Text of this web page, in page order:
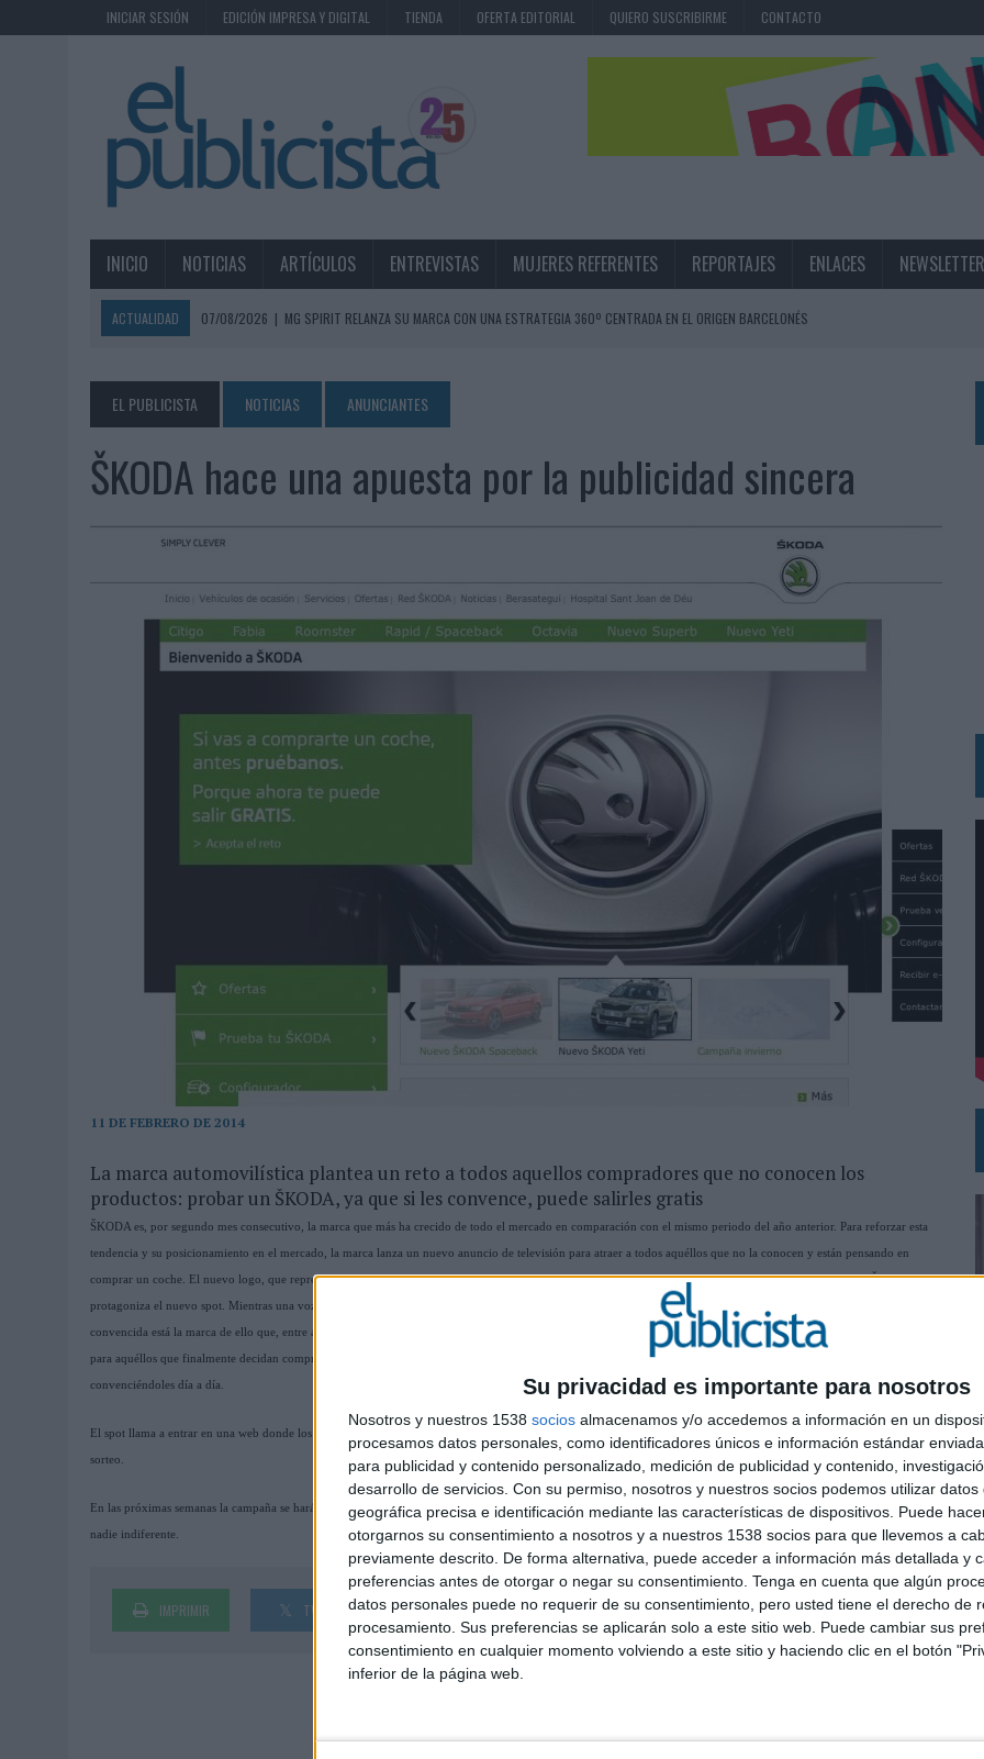
Su privacidad es importante para nosotros
Nosotros y nuestros 1538 socios almacenamos y/o accedemos a información en un
procesamos datos personales, como identificadores únicos e información estándar
para publicidad y contenido personalizado, medición de publicidad y contenido,
desarrollo de servicios. Con su permiso, nosotros y nuestros socios podemos utilizar datos
geográfica precisa e identificación mediante las características de dispositivos. Puede
otorgarnos su consentimiento a nosotros y a nuestros 1538 socios para que llevemos a
previamente descrito. De forma alternativa, puede acceder a información más detallada y
preferencias antes de otorgar o negar su consentimiento. Tenga en cuenta que algún
datos personales puede no requerir de su consentimiento, pero usted tiene el derecho de
procesamiento. Sus preferencias se aplicarán solo a este sitio web. Puede cambiar sus
consentimiento en cualquier momento volviendo a este sitio y haciendo clic en el botón
inferior de la página web.
INICIAR SESIÓN EDICIÓN IMPRESA Y DIGITAL TIENDA OFERTA EDITORIAL QUIERO SUSCRIBIRME CONTACTO
INICIO NOTICIAS ARTÍCULOS ENTREVISTAS MUJERES REFERENTES REPORTAJES ENLACES NEWSLETTER
ACTUALIDAD 07/08/2026 | MG SPIRIT RELANZA SU MARCA CON UNA ESTRATEGIA 360º CENTRADA EN EL ORIGEN BARCELONÉS
07/08/2026 | VUELING CONVIERTE LOS RECUERDOS EN SOUVENIRS CON IA
07/08/2026
|
CUANDO SE APAGUE EL SOL, EL ECLIPSE DE 2026 PONDRÁ A PRUEBA LA CREATIVIDAD DE LAS MARCAS
06/08/2026
‘LA VUELTA’, DE FENOMENAL PARA MÁLAGA CF
06/08/2026 | SIETE DE CADA DIEZ EMPRESAS ESPAÑOLAS NO INTEGRAN LA INFANCIA EN SU ESTRATEGIA
LA TELEVISIÓN SIGUE LIDERANDO EL CONSUMO DE MEDIOS EN VERANO Y SUPERA AL MÓVIL COMO DISPOSITIVO MÁS UTILIZADO
06/08/2026
|
EL USO DE LA IA GENERATIVA ALCANZA YA AL 62% DE LOS ESPAÑOLES
06/08/2026 | SYSTEM1 NOMBRA A KIMBERLY BASTONI COMO NUEVA DIRECTORA COMERCIAL GLOBAL
| LA IA ESTÁ SUBIENDO EL LISTÓN DE LA CREATIVIDAD
BEON WORLDWIDE LANZA RAÍZ URBANA PARA TRANSFORMAR EL PATRIMONIO HISTÓRICO EN ACTIVOS CULTURALES Y ECONÓMICOS
FABRA COMUNICACIÓN INCORPORA A CASONÁ Y ASUME LA GESTIÓN DE SUS RELACIONES CON LOS MEDIOS
LOPESAN HOTELS & RESORTS ACERCA EL PARAÍSO CANARIO EN SU ÚLTIMA CAMPAÑA INTERNACIONAL
| LUIS ARQUILLOS (BURGO DE ARIAS): “LA CONSTRUCCIÓN DE MARCA A LARGO PLAZO Y LA MEDICIÓN SON DOS CARAS DE LA MISMA
‘EL PARAÍSO MÁS CERCA’, DE 22GRADOS PARA LOPESAN HOTELS & RESORTS
04/08/2026 | ‘LA ÚNICA CERVEZA DEL MUNDO QUE SE DISFRUTA DOS VECES’, DE INUSUALY PARA CERVEZA CAPAZ
‘EL FÚTBOL SIN LAS PERSONAS’, DE DENTSU CREATIVE PARA ORANGE
MAHOU REIVINDICA EL RITUAL DE LA CAÑA EN EL DÍA INTERNACIONAL DE LA CERVEZA
EL PUBLICISTA NOTICIAS ANUNCIANTES
ŠKODA hace una apuesta por la publicidad sincera
11 DE FEBRERO DE 2014
La marca automovilística plantea un reto a todos aquellos compradores que no conocen los
productos: probar un ŠKODA, ya que si les convence, puede salirles gratis
ŠKODA es, por segundo mes consecutivo, la marca que más ha crecido de todo el mercado en comparación con el mismo periodo del año anterior. Para reforzar esta
tendencia y su posicionamiento en el mercado, la marca lanza un nuevo anuncio de televisión para atraer a todos aquéllos que no la conocen y están pensando en
comprar un coche. El nuevo logo, que representa la tecnología de vanguardia, el diseño más actual y los más altos estándares de seguridad que incorpora ŠKODA,
protagoniza el nuevo spot. Mientras una voz en off reta a todos los compradores a probar un ŠKODA con el convencimiento de que, si lo hacen, les gustará. Tan
convencida está la marca de ello que, entre aquéllos que después de la prueba decidan comprarse un ŠKODA, realizará un sorteo para llevárselo gratis. Es más, incluso
para aquéllos que finalmente decidan comprarse un coche de otra marca, ŠKODA ha reservado el sorteo de varios ŠKODA Spaceback con la seguridad de seguir
convenciéndoles día a día.
El spot llama a entrar en una web donde los compradores que no conozcan la marca podrán saber más detalles de sus modelos y de los pasos a seguir para entrar en el
sorteo.
En las próximas semanas la campaña se hará extensible a medios exteriores, medios digitales y prensa, con este potente mensaje de honestidad que seguro no dejará a
nadie indiferente.
IMPRIMIR TWEET SHARE SHARE ENVIAR PIN